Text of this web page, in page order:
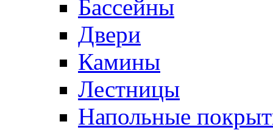
Бассейны
Двери
Камины
Лестницы
Напольные